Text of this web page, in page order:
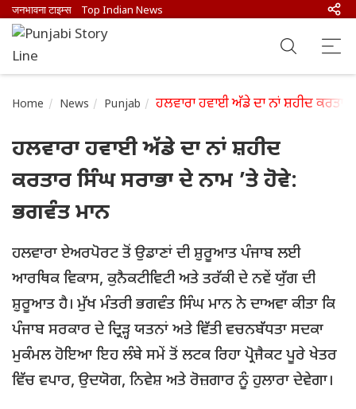
जनभावना टाइम्स Top Indian News
Home News Punjab ਹਲਵਾਰਾ ਹਵਾਈ ਅੱਡੇ ਦਾ ਨਾਂ ਸ਼ਹੀਦ
ਹਲਵਾਰਾ ਹਵਾਈ ਅੱਡੇ ਦਾ ਨਾਂ ਸ਼ਹੀਦ
ਕਰਤਾਰ ਸਿੰਘ ਸਰਾਭਾ ਦੇ ਨਾਮ ’ਤੇ ਹੋਵੇ:
ਭਗਵੰਤ ਮਾਨ
ਹਲਵਾਰਾ ਏਅਰਪੋਰਟ ਤੋਂ ਉਡਾਣਾਂ ਦੀ ਸ਼਼ੁਰੂਆਤ ਪੰਜਾਬ ਲਈ
ਆਰਥਿਕ ਵਿਕਾਸ, ਕੁਨੈਕਟੀਵਿਟੀ ਅਤੇ ਤਰੱਕੀ ਦੇ ਨਵੇਂ ਯੁੱਗ ਦੀ
ਸ਼਼ੁਰੂਆਤ ਹੈ। ਮੁੱਖ ਮੰਤਰੀ ਭਗਵੰਤ ਸਿੰਘ ਮਾਨ ਨੇ ਦਾਅਵਾ ਕੀਤਾ ਕਿ
ਪੰਜਾਬ ਸਰਕਾਰ ਦੇ ਦ੍ਰਿੜ੍ਹ ਯਤਨਾਂ ਅਤੇ ਵਿੱਤੀ ਵਚਨਬੱਧਤਾ ਸਦਕਾ
ਮੁਕੰਮਲ ਹੋਇਆ ਇਹ ਲੰਬੇ ਸਮੇਂ ਤੋਂ ਲਟਕ ਰਿਹਾ ਪ੍ਰੋਜੈਕਟ ਪੂਰੇ ਖੇਤਰ
ਵਿੱਚ ਵਪਾਰ, ਉਦਯੋਗ, ਨਿਵੇਸ਼ ਅਤੇ ਰੋਜ਼ਗਾਰ ਨੂੰ ਹੁਲਾਰਾ ਦੇਵੇਗਾ।